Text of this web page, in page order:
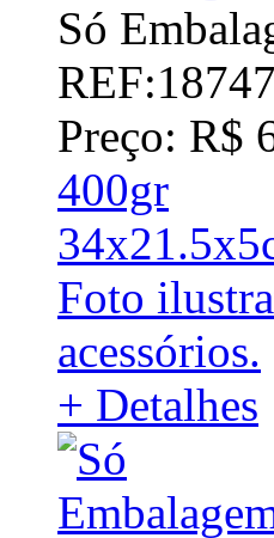
Só
Preço: R$
400gr
Foto
acessórios.
+ Detalhes